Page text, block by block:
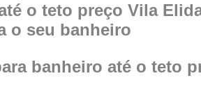
vidro
Janelas de
vidro
Janelas em
vidro
o teto preço Vila
o seu banheiro
banheiro até o teto